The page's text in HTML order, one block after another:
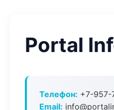
Portal
Телефон: +7-957-
Email: